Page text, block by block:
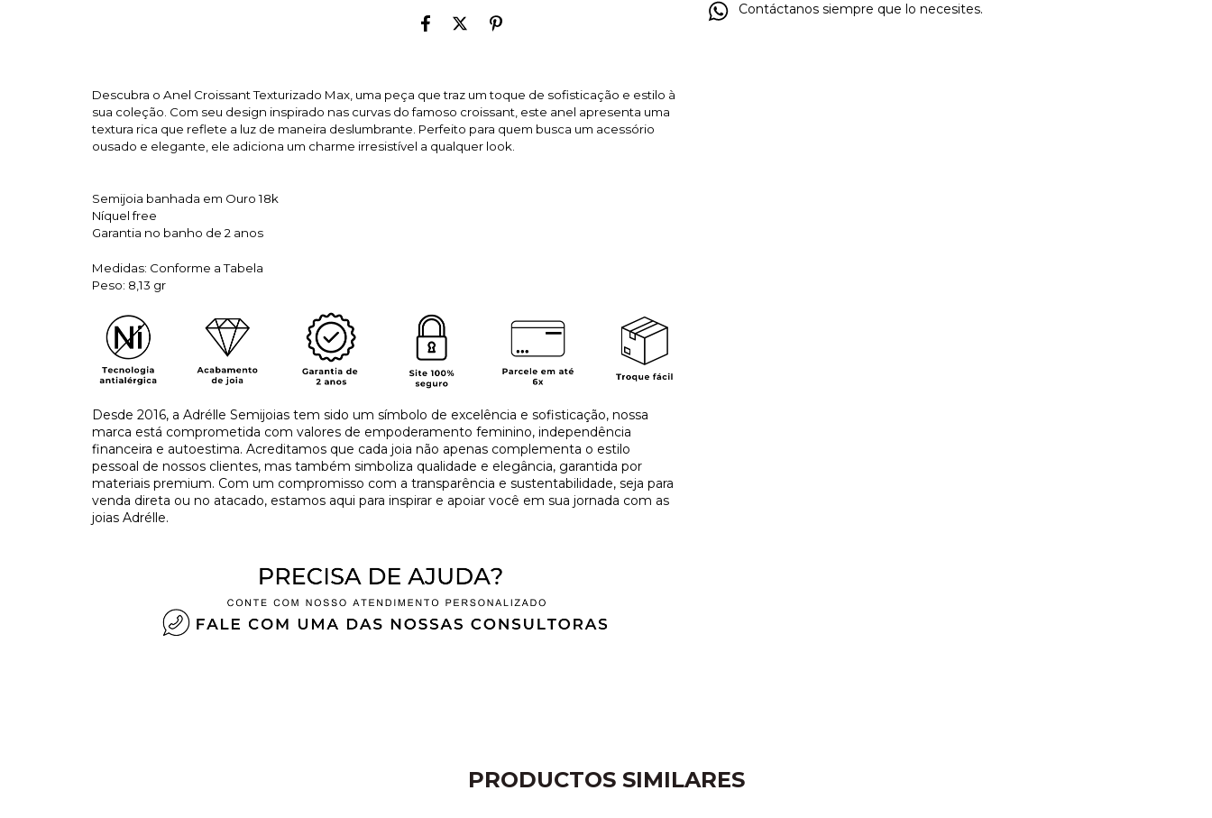
Descubra o Anel Croissant Texturizado Max, uma peça que traz um toque de sofisticação e estilo à
sua coleção. Com seu design inspirado nas curvas do famoso croissant, este anel apresenta uma
textura rica que reflete a luz de maneira deslumbrante. Perfeito para quem busca um acessório
ousado e elegante, ele adiciona um charme irresistível a qualquer look.
Semijoia banhada em Ouro 18k
Níquel free
Garantia no banho de 2 anos
Medidas: Conforme a Tabela
Peso: 8,13 gr
Desde 2016, a Adrélle Semijoias tem sido um símbolo de excelência e sofisticação, nossa
marca está comprometida com valores de empoderamento feminino, independência
financeira e autoestima. Acreditamos que cada joia não apenas complementa o estilo
pessoal de nossos clientes, mas também simboliza qualidade e elegância, garantida por
materiais premium. Com um compromisso com a transparência e sustentabilidade, seja para
venda direta ou no atacado, estamos aqui para inspirar e apoiar você em sua jornada com as
joias Adrélle.
Contáctanos siempre que lo necesites.
PRODUCTOS SIMILARES